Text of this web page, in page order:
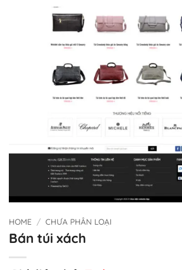
HOME / CHƯA PHÂN LOẠI
Bán túi xách